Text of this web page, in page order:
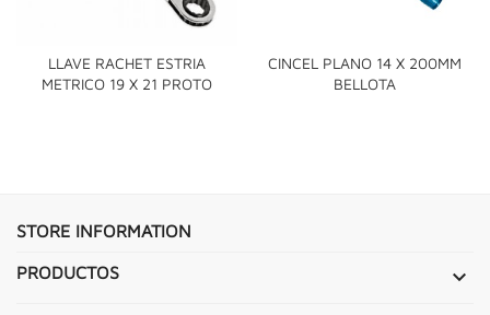
LLAVE RACHET ESTRIA
METRICO 19 X 21 PROTO
CINCEL PLANO 14 X 200MM
BELLOTA
STORE INFORMATION
PRODUCTOS 